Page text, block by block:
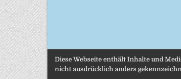
Beiträge
Diese Webseite enthält Inhalte und
nicht ausdrücklich anders